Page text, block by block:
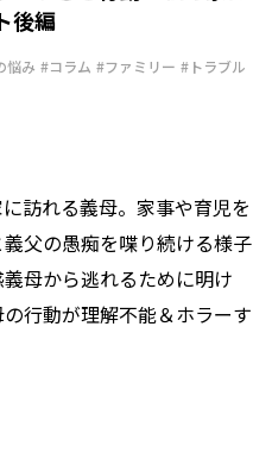
後編
悩み #コラム #ファミリー #トラブル
訪れる義母。家事や育児を
父の愚痴を喋り続ける様子
母から逃れるために明け
行動が理解不能＆ホラーす